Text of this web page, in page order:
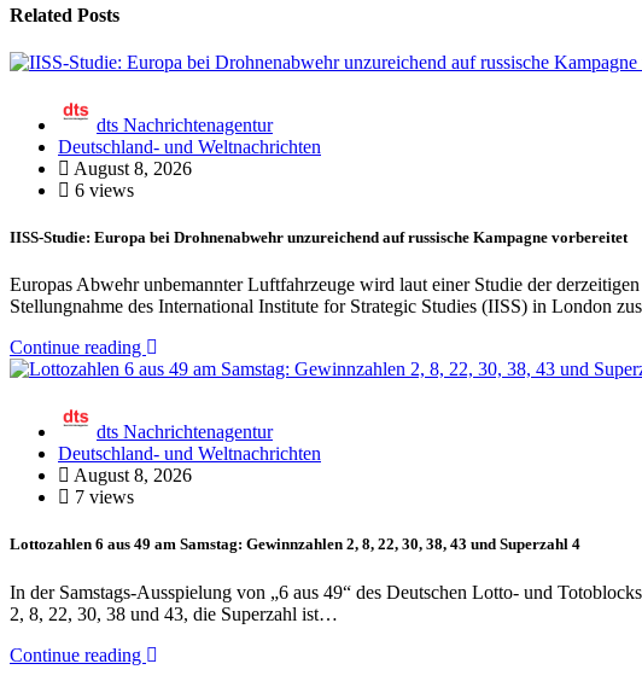
Related Posts
dts Nachrichtenagentur
Deutschland- und Weltnachrichten
August 8, 2026
6 views
IISS-Studie: Europa bei Drohnenabwehr unzureichend auf russische Kampagne vorbereitet
Europas Abwehr unbemannter Luftfahrzeuge wird laut einer Studie der
Stellungnahme des International Institute for Strategic Studies (IISS) in London
Continue reading
dts Nachrichtenagentur
Deutschland- und Weltnachrichten
August 8, 2026
7 views
Lottozahlen 6 aus 49 am Samstag: Gewinnzahlen 2, 8, 22, 30, 38, 43 und Superzahl 4
In der Samstags-Ausspielung von „6 aus 49“ des Deutschen Lotto- und
2, 8, 22, 30, 38 und 43, die Superzahl ist…
Continue reading